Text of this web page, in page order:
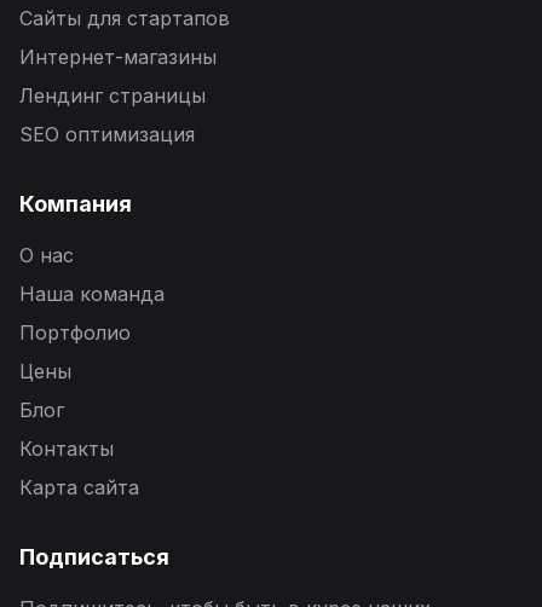
Сайты для стартапов
Интернет-магазины
Лендинг страницы
SEO оптимизация
Компания
О нас
Наша команда
Портфолио
Цены
Блог
Контакты
Карта сайта
Подписаться